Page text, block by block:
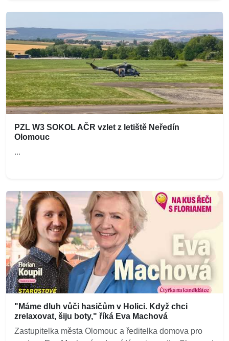
PZL W3 SOKOL AČR vzlet z letiště Neředín
Olomouc
...
"Máme dluh vůči hasičům v Holici. Když chci
zrelaxovat, šiju boty," říká Eva Machová
Zastupitelka města Olomouc a ředitelka domova pro